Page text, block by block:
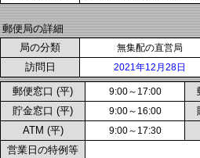
郵便局の詳細
局の分類
無集配の直営局
訪問日 2021年12月28日
郵便窓口 (平) 9:00～17:00
貯金窓口 (平) 9:00～16:00
ATM (平) 9:00～17:30
営業日の特例等